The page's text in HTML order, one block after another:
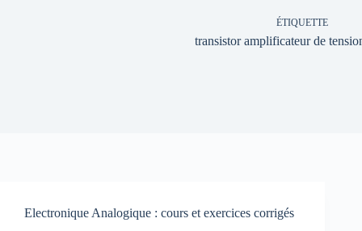
ÉTIQUETTE
transistor amplificateur de
Electronique Analogique : cours et exercices corrigés